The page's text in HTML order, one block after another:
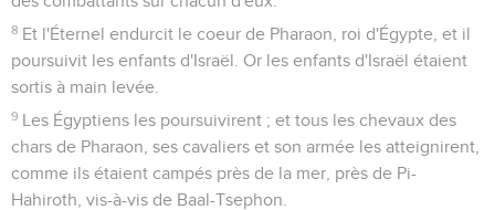
8 Et l'Éternel endurcit le coeur de Pharaon, roi d'Égypte, et il
poursuivit les enfants d'Israël. Or les enfants d'Israël étaient
sortis à main levée.
9 Les Égyptiens les poursuivirent ; et tous les chevaux des
chars de Pharaon, ses cavaliers et son armée les atteignirent,
comme ils étaient campés près de la mer, près de Pi-
Hahiroth, vis-à-vis de Baal-Tsephon.